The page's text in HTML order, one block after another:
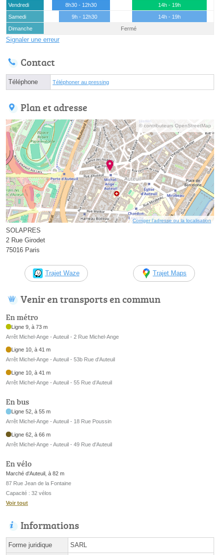
Vendredi
8h30 - 12h30
14h - 19h
Samedi
9h - 12h30
14h - 19h
Dimanche
Fermé
Signaler une erreur
Contact
Téléphone Téléphoner au pressing
Plan et adresse
© contributeurs OpenStreetMap
Corriger l’adresse ou la localisation
SOLAPRES
2 Rue Girodet
75016 Paris
Trajet Waze Trajet Maps
Venir en transports en commun
En métro
Ligne 9, à 73 m
Arrêt Michel-Ange - Auteuil - 2 Rue Michel-Ange
Ligne 10, à 41 m
Arrêt Michel-Ange - Auteuil - 53b Rue d'Auteuil
Ligne 10, à 41 m
Arrêt Michel-Ange - Auteuil - 55 Rue d’Auteuil
En bus
Ligne 52, à 55 m
Arrêt Michel-Ange - Auteuil - 18 Rue Poussin
Ligne 62, à 66 m
Arrêt Michel-Ange - Auteuil - 49 Rue d'Auteuil
En vélo
Marché d'Auteuil, à 82 m
87 Rue Jean de la Fontaine
Capacité : 32 vélos
Voir tout
Informations
Forme juridique SARL